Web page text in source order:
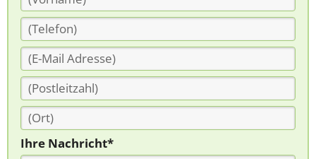
Ihre Nachricht*